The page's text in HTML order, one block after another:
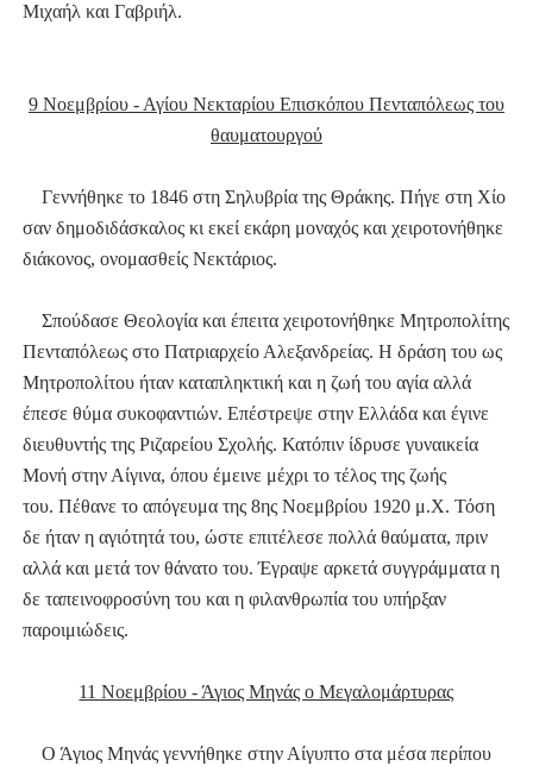
Μιχαήλ και Γαβριήλ.
9 Νοεμβρίου - Αγίου Νεκταρίου Επισκόπου Πενταπόλεως του
θαυματουργού
Γεννήθηκε το 1846 στη Σηλυβρία της Θράκης. Πήγε στη Χίο
σαν δημοδιδάσκαλος κι εκεί εκάρη μοναχός και χειροτονήθηκε
διάκονος, ονομασθείς Νεκτάριος.
Σπούδασε Θεολογία και έπειτα χειροτονήθηκε Μητροπολίτης
Πενταπόλεως στο Πατριαρχείο Αλεξανδρείας. Η δράση του ως
Μητροπολίτου ήταν καταπληκτική και η ζωή του αγία αλλά
έπεσε θύμα συκοφαντιών. Επέστρεψε στην Ελλάδα και έγινε
διευθυντής της Ριζαρείου Σχολής. Κατόπιν ίδρυσε γυναικεία
Μονή στην Αίγινα, όπου έμεινε μέχρι το τέλος της ζωής
του. Πέθανε το απόγευμα της 8ης Νοεμβρίου 1920 μ.Χ. Τόση
δε ήταν η αγιότητά του, ώστε επιτέλεσε πολλά θαύματα, πριν
αλλά και μετά τον θάνατο του.Έγραψε αρκετά συγγράμματα η
δε ταπεινοφροσύνη του και η φιλανθρωπία του υπήρξαν
παροιμιώδεις.
11 Νοεμβρίου - Άγιος Μηνάς ο Μεγαλομάρτυρας
Ο Άγιος Μηνάς γεννήθηκε στην Αίγυπτο στα μέσα περίπου